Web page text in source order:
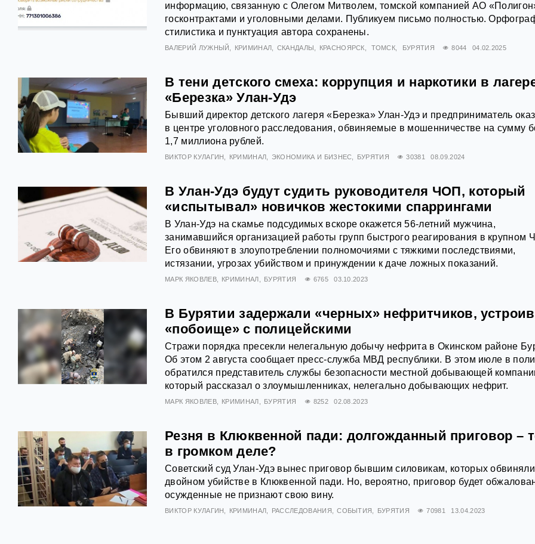
информацию, связанную с Олегом Митволем, томской компанией АО
госконтрактами и уголовными делами. Публикуем письмо полностью.
стилистика и пунктуация автора сохранены.
ВАЛЕРИЙ ЛУЖНЫЙ КРИМИНАЛ СКАНДАЛЫ КРАСНОЯРСК ТОМСК БУРЯТИЯ 8044 04.02.2025
В тени детского смеха: коррупция и наркотики в
«Березка» Улан-Удэ
Бывший директор детского лагеря «Березка» Улан-Удэ и предприниматель
в центре уголовного расследования, обвиняемые в мошенничестве на сумму
1,7 миллиона рублей.
ВИКТОР КУЛАГИН КРИМИНАЛ ЭКОНОМИКА И БИЗНЕС БУРЯТИЯ 30381 08.09.2024
В Улан-Удэ будут судить руководителя ЧОП, который
«испытывал» новичков жестокими спаррингами
В Улан-Удэ на скамье подсудимых вскоре окажется 56-летний мужчина,
занимавшийся организацией работы групп быстрого реагирования в крупном
Его обвиняют в злоупотреблении полномочиями с тяжкими последствиями,
истязании, угрозах убийством и принуждении к даче ложных показаний.
МАРК ЯКОВЛЕВ КРИМИНАЛ БУРЯТИЯ 6765 03.10.2023
В Бурятии задержали «черных» нефритчиков,
«побоище» с полицейскими
Стражи порядка пресекли нелегальную добычу нефрита в Окинском районе
Об этом 2 августа сообщает пресс-служба МВД республики. В этом июле в
обратился представитель службы безопасности местной добывающей
который рассказал о злоумышленниках, нелегально добывающих нефрит.
МАРК ЯКОВЛЕВ КРИМИНАЛ БУРЯТИЯ 8252 02.08.2023
Резня в Клюквенной пади: долгожданный приговор –
в громком деле?
Советский суд Улан-Удэ вынес приговор бывшим силовикам, которых
двойном убийстве в Клюквенной пади. Но, вероятно, приговор будет
осужденные не признают свою вину.
ВИКТОР КУЛАГИН КРИМИНАЛ РАССЛЕДОВАНИЯ СОБЫТИЯ БУРЯТИЯ 70981 13.04.2023